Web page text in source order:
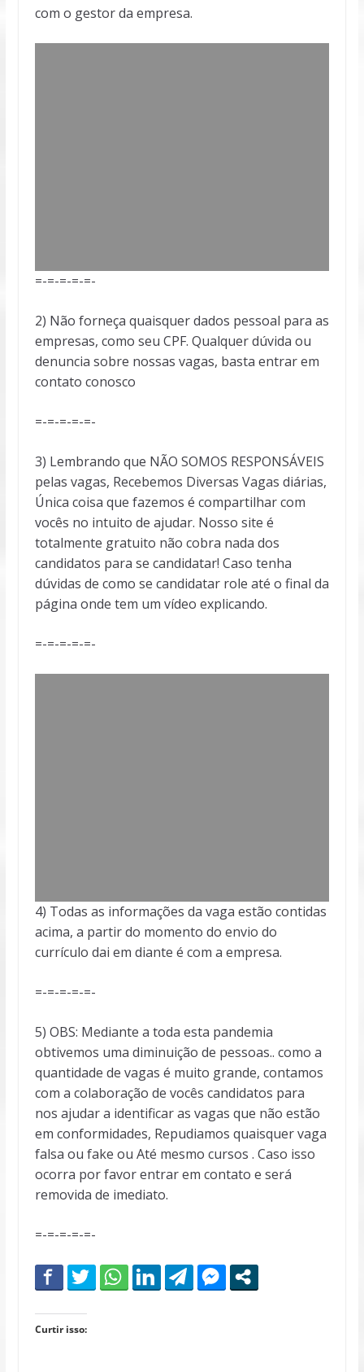
com o gestor da empresa.
=-=-=-=-=-
2) Não forneça quaisquer dados pessoal para as
empresas, como seu CPF. Qualquer dúvida ou
denuncia sobre nossas vagas, basta entrar em
contato conosco
=-=-=-=-=-
3) Lembrando que NÃO SOMOS RESPONSÁVEIS
pelas vagas, Recebemos Diversas Vagas diárias,
Única coisa que fazemos é compartilhar com
vocês no intuito de ajudar. Nosso site é
totalmente gratuito não cobra nada dos
candidatos para se candidatar! Caso tenha
dúvidas de como se candidatar role até o final da
página onde tem um vídeo explicando.
=-=-=-=-=-
4) Todas as informações da vaga estão contidas
acima, a partir do momento do envio do
currículo dai em diante é com a empresa.
=-=-=-=-=-
5) OBS: Mediante a toda esta pandemia
obtivemos uma diminuição de pessoas.. como a
quantidade de vagas é muito grande, contamos
com a colaboração de vocês candidatos para
nos ajudar a identificar as vagas que não estão
em conformidades, Repudiamos quaisquer vaga
falsa ou fake ou Até mesmo cursos . Caso isso
ocorra por favor entrar em contato e será
removida de imediato.
=-=-=-=-=-
Curtir isso: